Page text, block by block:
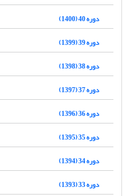
دوره 40 (1400)
دوره 39 (1399)
دوره 38 (1398)
دوره 37 (1397)
دوره 36 (1396)
دوره 35 (1395)
دوره 34 (1394)
دوره 33 (1393)